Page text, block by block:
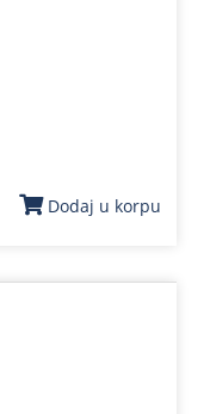
Dodaj u korpu